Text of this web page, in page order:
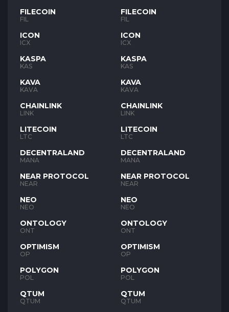
FILECOIN
FIL
ICON
ICX
KASPA
KAS
KAVA
KAVA
CHAINLINK
LINK
LITECOIN
LTC
DECENTRALAND
MANA
NEAR PROTOCOL
NEAR
NEO
NEO
ONTOLOGY
ONT
OPTIMISM
OP
POLYGON
POL
QTUM
QTUM
FILECOIN
FIL
ICON
ICX
KASPA
KAS
KAVA
KAVA
CHAINLINK
LINK
LITECOIN
LTC
DECENTRALAND
MANA
NEAR PROTOCOL
NEAR
NEO
NEO
ONTOLOGY
ONT
OPTIMISM
OP
POLYGON
POL
QTUM
QTUM